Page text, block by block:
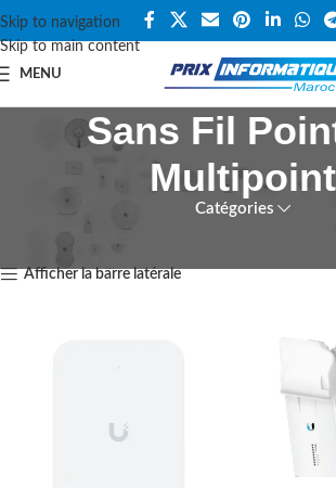
Skip to navigation
Skip to main content
MENU
Sans Fil
Multipoint
Catégories
Afficher la barre latérale